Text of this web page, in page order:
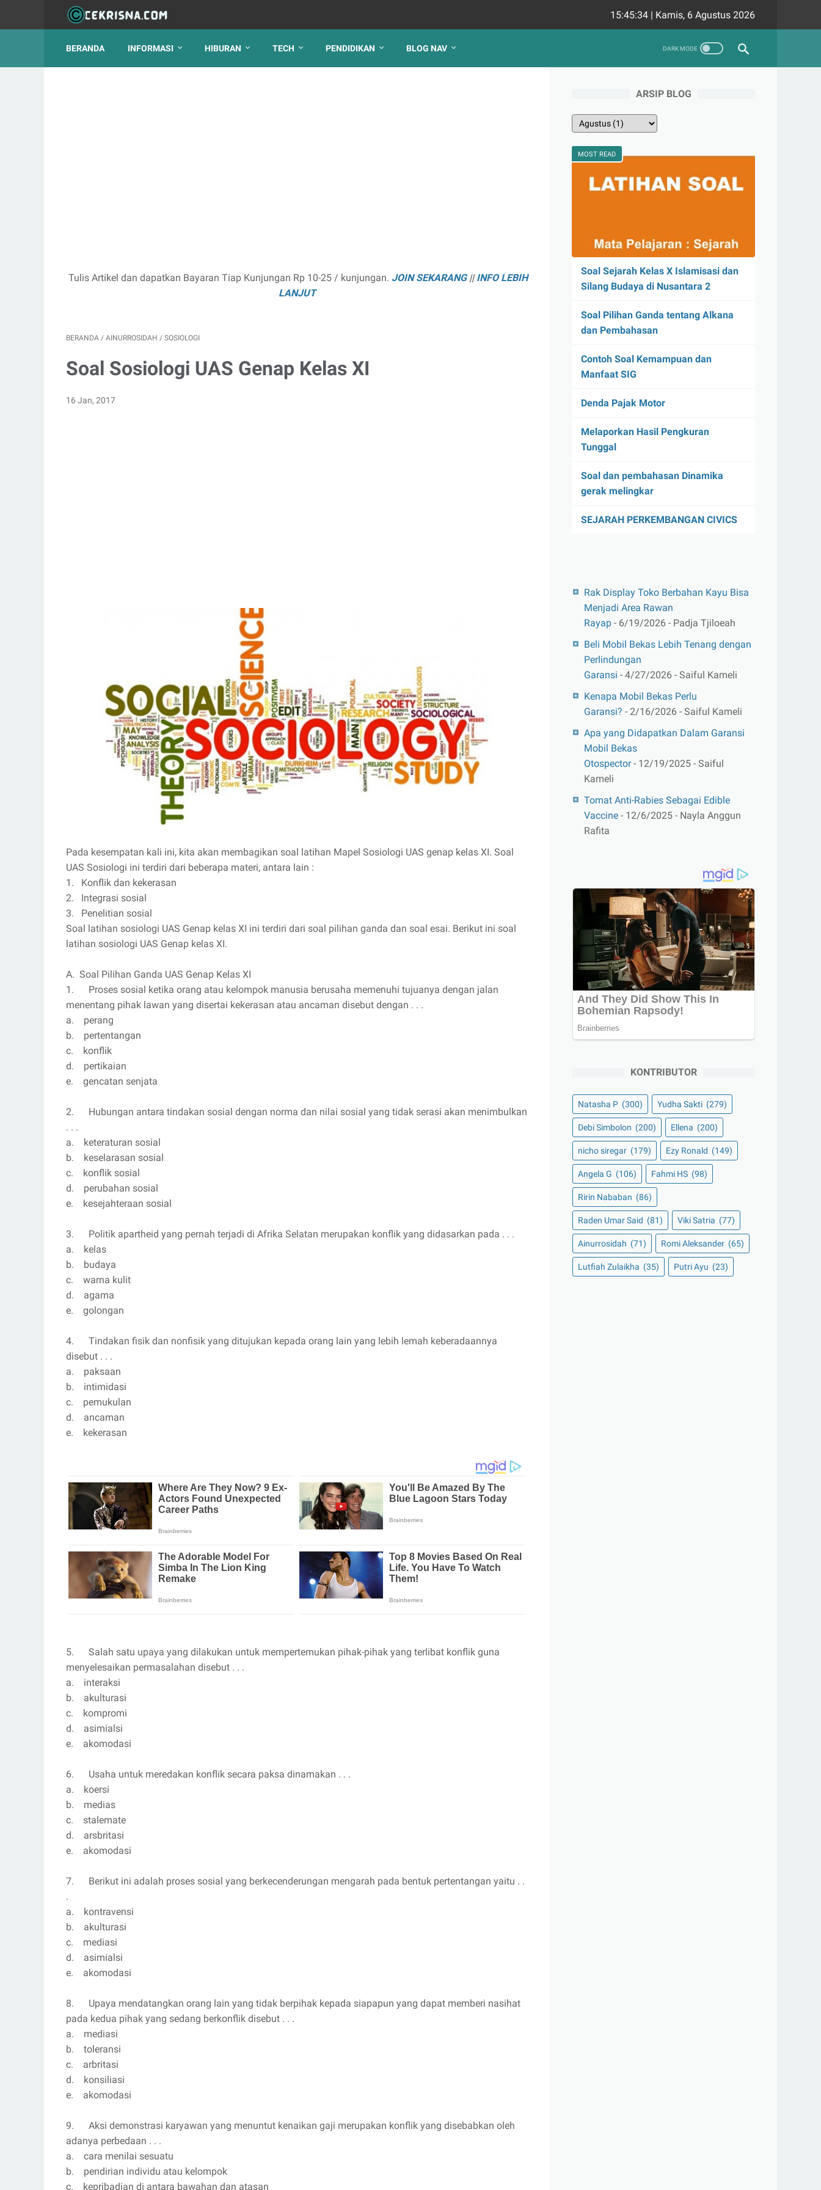
15:45:35 | Kamis, 6 Agustus 2026
BERANDA INFORMASI HIBURAN TECH PENDIDIKAN BLOG NAV
Tulis Artikel dan dapatkan Bayaran Tiap Kunjungan Rp 10-25 / kunjungan. JOIN SEKARANG||INFO LEBIH
LANJUT
BERANDA / AINURROSIDAH / SOSIOLOGI
Soal Sosiologi UAS Genap Kelas XI
16 Jan, 2017
Pada kesempatan kali ini, kita akan membagikan soal latihan Mapel Sosiologi UAS genap kelas XI. Soal
UAS Sosiologi ini terdiri dari beberapa materi, antara lain :
1. Konflik dan kekerasan
2. Integrasi sosial
3. Penelitian sosial
Soal latihan sosiologi UAS Genap kelas XI ini terdiri dari soal pilihan ganda dan soal esai. Berikut ini soal
latihan sosiologi UAS Genap kelas XI.
A. Soal Pilihan Ganda UAS Genap Kelas XI
1. Proses sosial ketika orang atau kelompok manusia berusaha memenuhi tujuanya dengan jalan
menentang pihak lawan yang disertai kekerasan atau ancaman disebut dengan . . .
a. perang
b. pertentangan
c. konflik
d. pertikaian
e. gencatan senjata
2. Hubungan antara tindakan sosial dengan norma dan nilai sosial yang tidak serasi akan menimbulkan
. . .
a. keteraturan sosial
b. keselarasan sosial
c. konflik sosial
d. perubahan sosial
e. kesejahteraan sosial
3. Politik apartheid yang pernah terjadi di Afrika Selatan merupakan konflik yang didasarkan pada . . .
a. kelas
b. budaya
c. warna kulit
d. agama
e. golongan
4. Tindakan fisik dan nonfisik yang ditujukan kepada orang lain yang lebih lemah keberadaannya
disebut . . .
a. paksaan
b. intimidasi
c. pemukulan
d. ancaman
e. kekerasan
5. Salah satu upaya yang dilakukan untuk mempertemukan pihak-pihak yang terlibat konflik guna
menyelesaikan permasalahan disebut . . .
a. interaksi
b. akulturasi
c. kompromi
d. asimialsi
e. akomodasi
6. Usaha untuk meredakan konflik secara paksa dinamakan . . .
a. koersi
b. medias
c. stalemate
d. arsbritasi
e. akomodasi
7. Berikut ini adalah proses sosial yang berkecenderungan mengarah pada bentuk pertentangan yaitu . .
.
a. kontravensi
b. akulturasi
c. mediasi
d. asimialsi
e. akomodasi
8. Upaya mendatangkan orang lain yang tidak berpihak kepada siapapun yang dapat memberi nasihat
pada kedua pihak yang sedang berkonflik disebut . . .
a. mediasi
b. toleransi
c. arbritasi
d. konsiliasi
e. akomodasi
9. Aksi demonstrasi karyawan yang menuntut kenaikan gaji merupakan konflik yang disebabkan oleh
adanya perbedaan . . .
a. cara menilai sesuatu
b. pendirian individu atau kelompok
c. kepribadian di antara bawahan dan atasan
ARSIP BLOG
MOST READ
Soal Sejarah Kelas X Islamisasi dan
Silang Budaya di Nusantara 2
Soal Pilihan Ganda tentang Alkana
dan Pembahasan
Contoh Soal Kemampuan dan
Manfaat SIG
Denda Pajak Motor
Melaporkan Hasil Pengkuran
Tunggal
Soal dan pembahasan Dinamika
gerak melingkar
SEJARAH PERKEMBANGAN CIVICS
Rak Display Toko Berbahan Kayu Bisa
Menjadi Area Rawan
Rayap - 6/19/2026 - Padja Tjiloeah
Beli Mobil Bekas Lebih Tenang dengan
Perlindungan
Garansi - 4/27/2026 - Saiful Kameli
Kenapa Mobil Bekas Perlu
Garansi? - 2/16/2026 - Saiful Kameli
Apa yang Didapatkan Dalam Garansi
Mobil Bekas
Otospector- 12/19/2025 - Saiful
Kameli
Tomat Anti-Rabies Sebagai Edible
Vaccine - 12/6/2025 - Nayla Anggun
Rafita
KONTRIBUTOR
Natasha P (300) Yudha Sakti (279)
Debi Simbolon (200) Ellena (200)
nicho siregar (179) Ezy Ronald (149)
Angela G (106) Fahmi HS (98)
Ririn Nababan (86)
Raden Umar Said (81) Viki Satria (77)
Ainurrosidah (71) Romi Aleksander (65)
Lutfiah Zulaikha (35) Putri Ayu (23)